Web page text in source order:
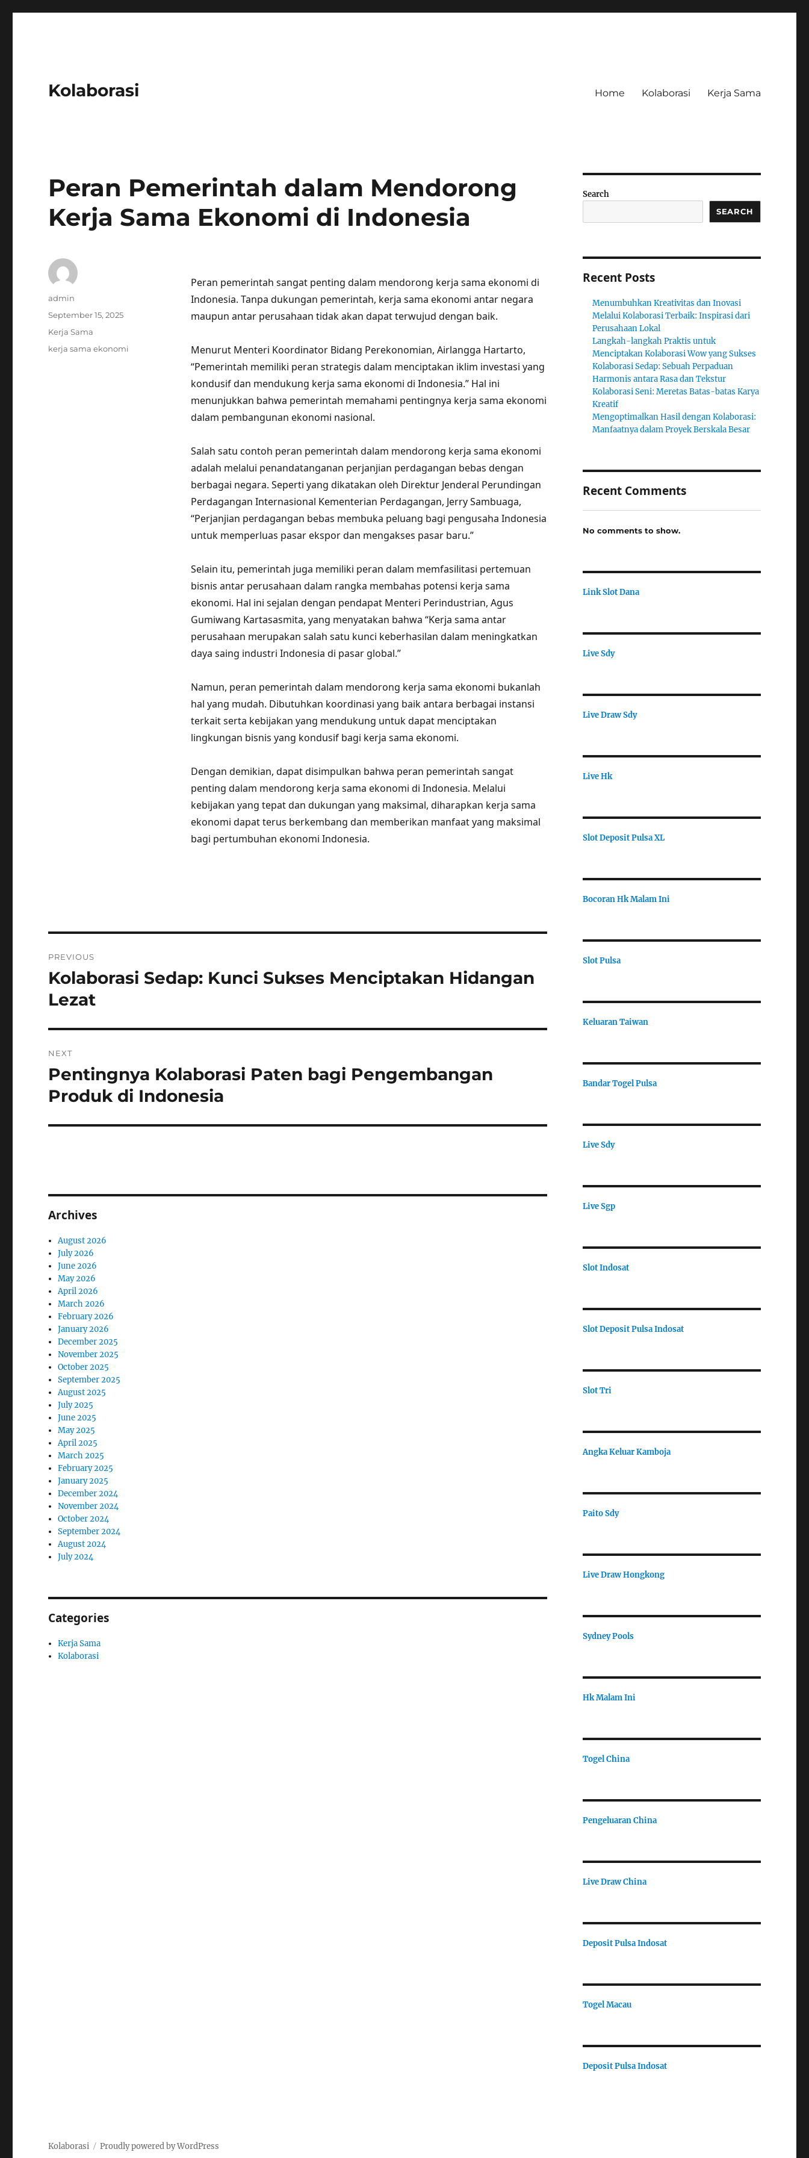
Kolaborasi Home Kolaborasi Kerja Sama
Peran Pemerintah dalam Mendorong
Kerja Sama Ekonomi di Indonesia
Peran pemerintah sangat penting dalam mendorong kerja sama ekonomi di
Indonesia. Tanpa dukungan pemerintah, kerja sama ekonomi antar negara
maupun antar perusahaan tidak akan dapat terwujud dengan baik.
Menurut Menteri Koordinator Bidang Perekonomian, Airlangga Hartarto,
“Pemerintah memiliki peran strategis dalam menciptakan iklim investasi yang
kondusif dan mendukung kerja sama ekonomi di Indonesia.” Hal ini
menunjukkan bahwa pemerintah memahami pentingnya kerja sama ekonomi
dalam pembangunan ekonomi nasional.
Salah satu contoh peran pemerintah dalam mendorong kerja sama ekonomi
adalah melalui penandatanganan perjanjian perdagangan bebas dengan
berbagai negara. Seperti yang dikatakan oleh Direktur Jenderal Perundingan
Perdagangan Internasional Kementerian Perdagangan, Jerry Sambuaga,
“Perjanjian perdagangan bebas membuka peluang bagi pengusaha Indonesia
untuk memperluas pasar ekspor dan mengakses pasar baru.”
Selain itu, pemerintah juga memiliki peran dalam memfasilitasi pertemuan
bisnis antar perusahaan dalam rangka membahas potensi kerja sama
ekonomi. Hal ini sejalan dengan pendapat Menteri Perindustrian, Agus
Gumiwang Kartasasmita, yang menyatakan bahwa “Kerja sama antar
perusahaan merupakan salah satu kunci keberhasilan dalam meningkatkan
daya saing industri Indonesia di pasar global.”
Namun, peran pemerintah dalam mendorong kerja sama ekonomi bukanlah
hal yang mudah. Dibutuhkan koordinasi yang baik antara berbagai instansi
terkait serta kebijakan yang mendukung untuk dapat menciptakan
lingkungan bisnis yang kondusif bagi kerja sama ekonomi.
Dengan demikian, dapat disimpulkan bahwa peran pemerintah sangat
penting dalam mendorong kerja sama ekonomi di Indonesia. Melalui
kebijakan yang tepat dan dukungan yang maksimal, diharapkan kerja sama
ekonomi dapat terus berkembang dan memberikan manfaat yang maksimal
bagi pertumbuhan ekonomi Indonesia.
Author
admin
Posted
September 15, 2025
Categories
Kerja Sama
Tags
kerja sama ekonomi
navigation
PREVIOUS
Previous
post:
Kolaborasi Sedap: Kunci Sukses Menciptakan Hidangan
Lezat
NEXT
Next
post:
Pentingnya Kolaborasi Paten bagi Pengembangan
Produk di Indonesia
Archives
August 2026
July 2026
June 2026
May 2026
April 2026
March 2026
February 2026
January 2026
December 2025
November 2025
October 2025
September 2025
August 2025
July 2025
June 2025
May 2025
April 2025
March 2025
February 2025
January 2025
December 2024
November 2024
October 2024
September 2024
August 2024
July 2024
Categories
Kerja Sama
Kolaborasi
Search
SEARCH
Recent Posts
Menumbuhkan Kreativitas dan Inovasi
Melalui Kolaborasi Terbaik: Inspirasi dari
Perusahaan Lokal
Langkah-langkah Praktis untuk
Menciptakan Kolaborasi Wow yang Sukses
Kolaborasi Sedap: Sebuah Perpaduan
Harmonis antara Rasa dan Tekstur
Kolaborasi Seni: Meretas Batas-batas Karya
Kreatif
Mengoptimalkan Hasil dengan Kolaborasi:
Manfaatnya dalam Proyek Berskala Besar
Recent Comments
No comments to show.
Link Slot Dana
Live Sdy
Live Draw Sdy
Live Hk
Slot Deposit Pulsa XL
Bocoran Hk Malam Ini
Slot Pulsa
Keluaran Taiwan
Bandar Togel Pulsa
Live Sdy
Live Sgp
Slot Indosat
Slot Deposit Pulsa Indosat
Slot Tri
Angka Keluar Kamboja
Paito Sdy
Live Draw Hongkong
Sydney Pools
Hk Malam Ini
Togel China
Pengeluaran China
Live Draw China
Deposit Pulsa Indosat
Togel Macau
Deposit Pulsa Indosat
Kolaborasi Proudly powered by WordPress